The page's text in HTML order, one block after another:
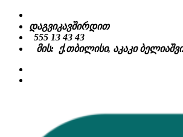
Skip
content
დაგვიკავშირდით
555 13 43 43
მის: ქ.თბილისი, აკაკი